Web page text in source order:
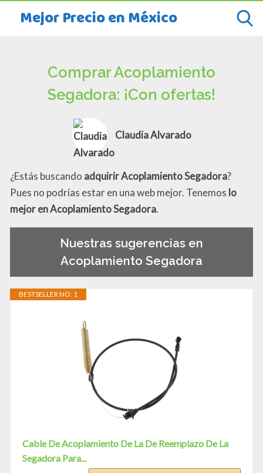
Mejor Precio en México
Comprar Acoplamiento
Segadora: ¡Con ofertas!
Claudia Alvarado
¿Estás buscando adquirir Acoplamiento Segadora?
Pues no podrías estar en una web mejor. Tenemos lo
mejor en Acoplamiento Segadora.
Nuestras sugerencias en
Acoplamiento Segadora
BESTSELLER NO. 1
Cable De Acoplamiento De La De Reemplazo De La
Segadora Para...